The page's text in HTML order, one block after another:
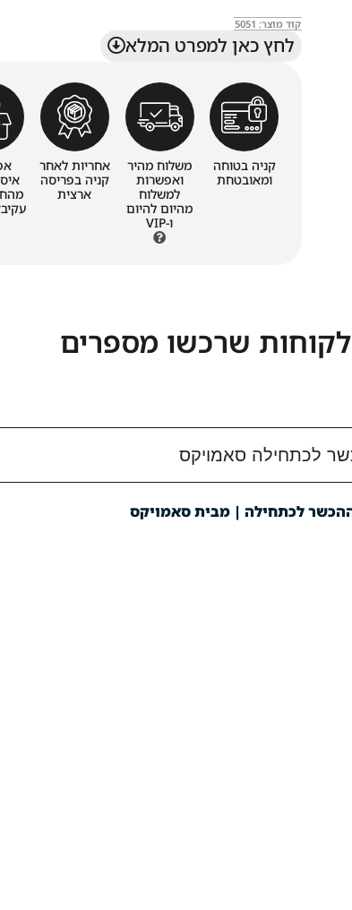
קוד מוצר: 5051
לחץ כאן למפרט המלא
קניה בטוחה
ומאובטחת
משלוח מהיר
ואפשרות
למשלוח
מהיום להיום
ו-VIP
אחריות לאחר
קניה בפריסה
ארצית
לקוחות שרכשו מספרים